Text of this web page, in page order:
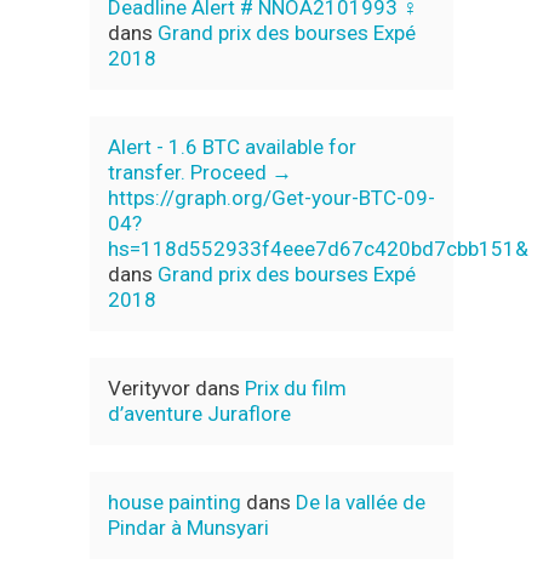
Deadline Alert # NNOA2101993 ‍♀️
dans Grand prix des bourses Expé
2018
Alert - 1.6 BTC available for
transfer. Proceed →
https://graph.org/Get-your-BTC-09-
04?
hs=118d552933f4eee7d67c420bd7cbb151&
dans Grand prix des bourses Expé
2018
Verityvor dans Prix du film
d’aventure Juraflore
house painting dans De la vallée de
Pindar à Munsyari